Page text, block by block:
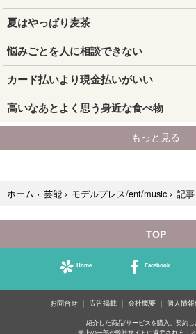
ホーム › 芸能 › モデルプレス/ent/music › 記事
TOP
Home Facebook
お問合せ 広告掲載 会社概要 個人情
紹介した商品/サービスを購入、契約し